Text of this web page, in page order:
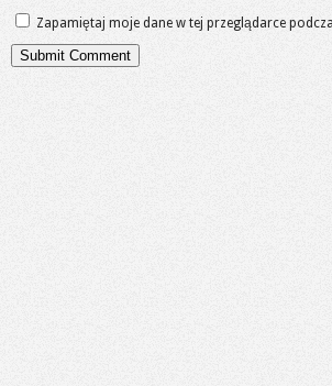
Zapamiętaj moje dane w tej przeglądarce